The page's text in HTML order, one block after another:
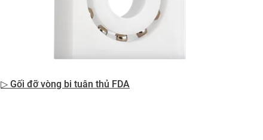
▷ Gối đỡ vòng bi tuân thủ FDA